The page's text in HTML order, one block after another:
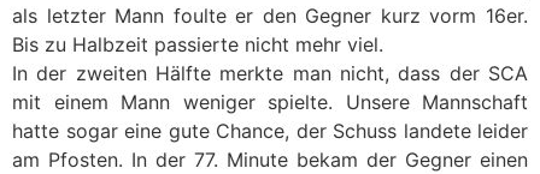
als letzter Mann foulte er den Gegner kurz vorm 16er.
Bis zu Halbzeit passierte nicht mehr viel.
In der zweiten Hälfte merkte man nicht, dass der SCA
mit einem Mann weniger spielte. Unsere Mannschaft
hatte sogar eine gute Chance, der Schuss landete leider
am Pfosten. In der 77. Minute bekam der Gegner einen